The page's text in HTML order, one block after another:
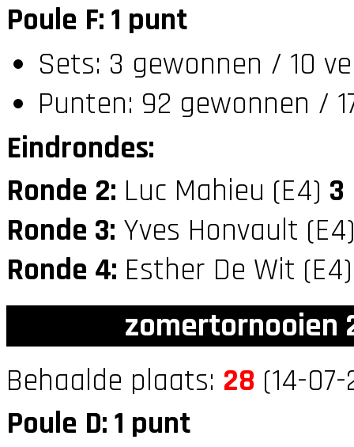
Poule F: 1 punt
Sets: 3 gewonnen / 10
Punten: 92 gewonnen /
Eindrondes:
Ronde 2: Luc Mahieu (E4) 3
Ronde 3: Yves Honvault
Ronde 4: Esther De Wit
zomertornooien
Behaalde plaats: 28 (14-
Poule D: 1 punt